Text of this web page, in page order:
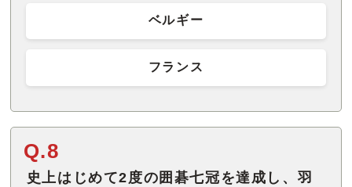
ベルギー
フランス
Q.8
史上はじめて2度の囲碁七冠を達成し、羽